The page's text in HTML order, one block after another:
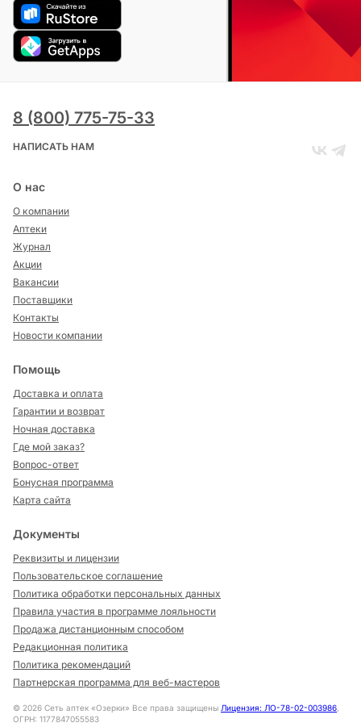
8 (800) 775-75-33
НАПИСАТЬ НАМ
О нас
О компании
Аптеки
Журнал
Акции
Вакансии
Поставщики
Контакты
Новости компании
Помощь
Доставка и оплата
Гарантии и возврат
Ночная доставка
Где мой заказ?
Вопрос-ответ
Бонусная программа
Карта сайта
Документы
Реквизиты и лицензии
Пользовательское соглашение
Политика обработки персональных данных
Правила участия в программе лояльности
Продажа дистанционным способом
Редакционная политика
Политика рекомендаций
Партнерская программа для веб-мастеров
© 2026 Сеть аптек «Озерки» Все права защищены Лицензия: ЛО-78-02-003986,
ОГРН: 1177847055583